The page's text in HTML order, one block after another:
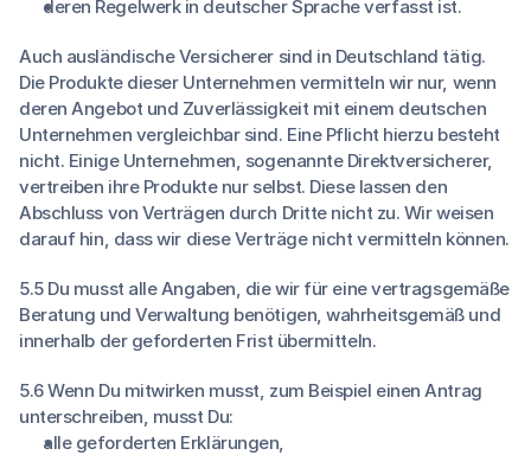
deren Regelwerk in deutscher Sprache verfasst ist.
Auch ausländische Versicherer sind in Deutschland tätig.
Die Produkte dieser Unternehmen vermitteln wir nur, wenn
deren Angebot und Zuverlässigkeit mit einem deutschen
Unternehmen vergleichbar sind. Eine Pflicht hierzu besteht
nicht. Einige Unternehmen, sogenannte Direktversicherer,
vertreiben ihre Produkte nur selbst. Diese lassen den
Abschluss von Verträgen durch Dritte nicht zu. Wir weisen
darauf hin, dass wir diese Verträge nicht vermitteln können.
5.5 Du musst alle Angaben, die wir für eine vertragsgemäße
Beratung und Verwaltung benötigen, wahrheitsgemäß und
innerhalb der geforderten Frist übermitteln.
5.6 Wenn Du mitwirken musst, zum Beispiel einen Antrag
unterschreiben, musst Du:
alle geforderten Erklärungen,